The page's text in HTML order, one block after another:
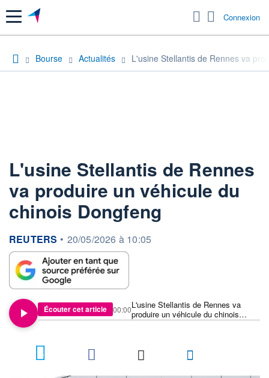
Menu Connexion
Bourse Actualités L'usine Stellantis de Rennes va
L'usine Stellantis de Rennes
va produire un véhicule du
chinois Dongfeng
information fournie par
REUTERS • 20/05/2026 à 10:05
Écouter cet article
L'usine Stellantis de Rennes va
produire un véhicule du chinois
Dongfeng
00:00
10